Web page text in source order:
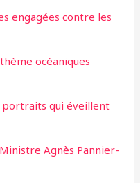
engagées contre les
océaniques
portraits qui éveillent
Agnès Pannier-